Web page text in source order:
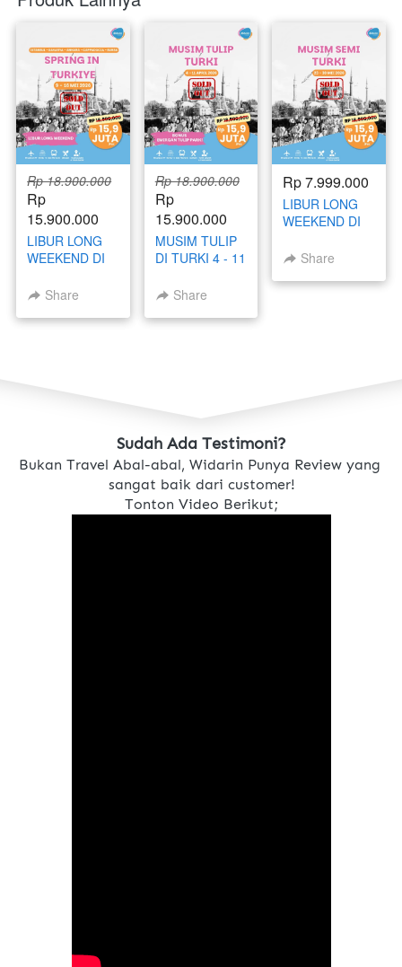
Rp 18.900.000
Rp
15.900.000
LIBUR LONG
WEEKEND DI
MEI 2026 BY
AIRLINES
Share
Rp 18.900.000
Rp
15.900.000
MUSIM TULIP
DI TURKI 4 - 11
SINGAPORE
Share
Rp 7.999.000
LIBUR LONG
WEEKEND DI
MEI 2026
Share
Sudah Ada Testimoni?
Bukan Travel Abal-abal, Widarin Punya Review yang
sangat baik dari customer!
Tonton Video Berikut;